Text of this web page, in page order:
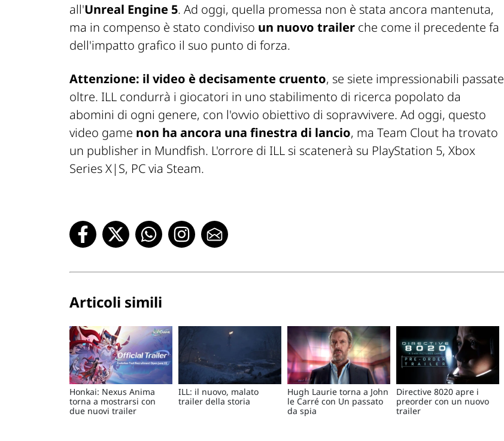
all'Unreal Engine 5. Ad oggi, quella promessa non è stata ancora mantenuta,
ma in compenso è stato condiviso un nuovo trailer che come il precedente fa
dell'impatto grafico il suo punto di forza.
Attenzione: il video è decisamente cruento, se siete impressionabili passate
oltre. ILL condurrà i giocatori in uno stabilimento di ricerca popolato da
abomini di ogni genere, con l'ovvio obiettivo di sopravvivere. Ad oggi, questo
video game non ha ancora una finestra di lancio, ma Team Clout ha trovato
un publisher in Mundfish. L'orrore di ILL si scatenerà su PlayStation 5, Xbox
Series X|S, PC via Steam.
Articoli simili
Honkai: Nexus Anima
torna a mostrarsi con
due nuovi trailer
ILL: il nuovo, malato
trailer della storia
Hugh Laurie torna a John
le Carré con Un passato
da spia
Directive 8020 apre i
preorder con un nuovo
trailer